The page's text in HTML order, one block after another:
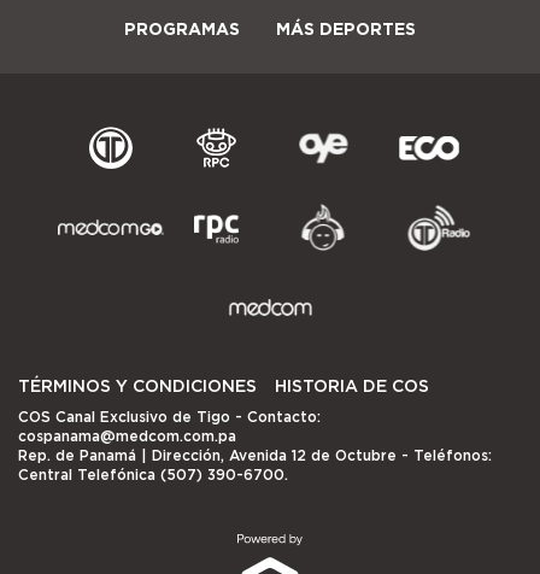
PROGRAMAS MÁS DEPORTES
TÉRMINOS Y CONDICIONES HISTORIA DE COS
COS Canal Exclusivo de Tigo - Contacto:
cospanama@medcom.com.pa
Rep. de Panamá | Dirección, Avenida 12 de Octubre - Teléfonos:
Central Telefónica (507) 390-6700.